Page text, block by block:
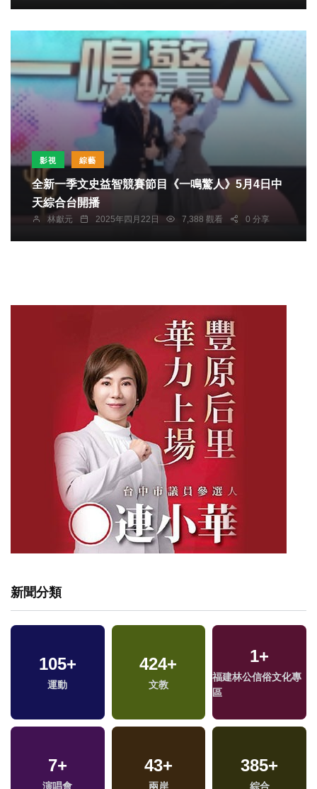
影視 綜藝
全新一季文史益智競賽節目《一鳴驚人》5月4日中
天綜合台開播
林獻元 2025年四月22日 7,388 觀看 0 分享
新聞分類
105+
運動
424+
文教
1+
福建林公信俗文化專
區
7+
演唱會
43+
兩岸
385+
綜合